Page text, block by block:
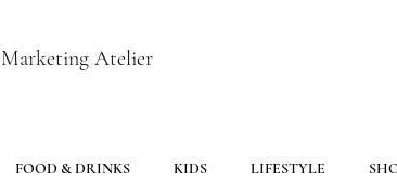
Atelier
FOOD & DRINKS KIDS LIFESTYLE